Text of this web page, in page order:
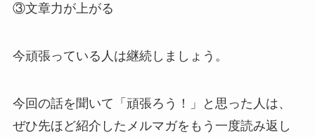
③文章力が上がる
今頑張っている人は継続しましょう。
今回の話を聞いて「頑張ろう！」と思った人は、
ぜひ先ほど紹介したメルマガをもう一度読み返し